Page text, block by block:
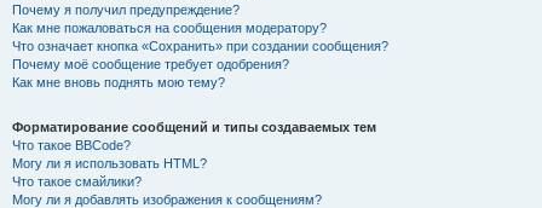
Почему я получил предупреждение?
Как мне пожаловаться на сообщения модератору?
Что означает кнопка «Сохранить» при создании сообщения?
Почему моё сообщение требует одобрения?
Как мне вновь поднять мою тему?
Форматирование сообщений и типы создаваемых тем
Что такое BBCode?
Могу ли я использовать HTML?
Что такое смайлики?
Могу ли я добавлять изображения к сообщениям?